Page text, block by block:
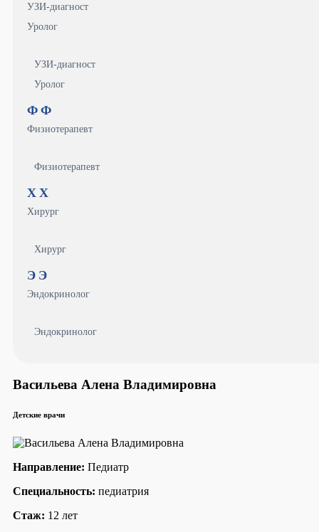
УЗИ-диагност
Уролог
УЗИ-диагност
Уролог
Ф Ф
Физиотерапевт
Физиотерапевт
Х Х
Хирург
Хирург
Э Э
Эндокринолог
Эндокринолог
Васильева Алена Владимировна
Детские врачи
Направление: Педиатр
Специальность: педиатрия
Стаж: 12 лет